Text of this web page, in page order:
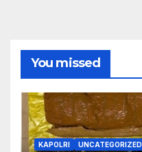
You missed
KAPOLRI UNCATEGORIZED